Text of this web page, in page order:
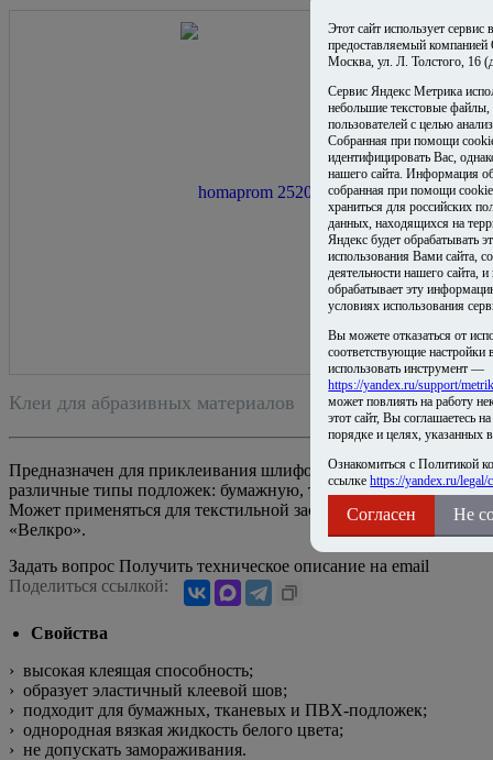
Клеи для абразивных материалов
Предназначен для приклеивания шлифовальных шкурок на
различные типы подложек: бумажную, тканевую и ПВХ.
Может применяться для текстильной застежки-липучки
«Велкро».
Задать вопрос Получить техническое описание на email
Поделиться ссылкой:
Свойства
› высокая клеящая способность;
› образует эластичный клеевой шов;
› подходит для бумажных, тканевых и ПВХ-подложек;
› однородная вязкая жидкость белого цвета;
› не допускать замораживания.
Этот сайт использует
предоставляемый
Москва, ул. Л. Толстого, 16
Сервис Яндекс Метрика
небольшие текстовые
пользователей с целью
Собранная при помощи
идентифицировать Вас,
нашего сайта. Информация
собранная при помощи
храниться для российских
данных, находящихся на
Яндекс будет обрабатывать
использования Вами сайта,
деятельности нашего сайта,
обрабатывает эту
условиях использования
Вы можете отказаться от
соответствующие
использовать инструмент —
https://yandex.ru/support/
может повлиять на работу
этот сайт, Вы соглашаетесь
порядке и целях, указанных
Ознакомиться с Политикой
ссылкеhttps://yandex.ru/legal/
Согласен Не